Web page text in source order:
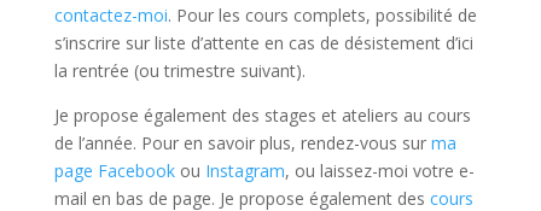
contactez-moi. Pour les cours complets, possibilité de
s’inscrire sur liste d’attente en cas de désistement d’ici
la rentrée (ou trimestre suivant).
Je propose également des stages et ateliers au cours
de l’année. Pour en savoir plus, rendez-vous sur ma
page Facebookou Instagram, ou laissez-moi votre e-
mail en bas de page. Je propose également des cours